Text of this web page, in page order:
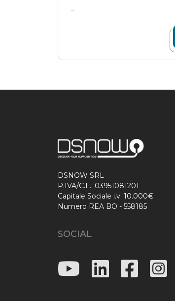
...
DSNOW SRL
P.IVA/C.F.: 03951081201
Capitale Sociale i.v. 10.000€
Numero REA BO - 558185
SOCIAL